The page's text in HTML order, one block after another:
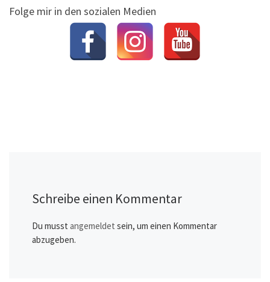
Folge mir in den sozialen Medien
Schreibe einen Kommentar
Du musst angemeldet sein, um einen Kommentar
abzugeben.